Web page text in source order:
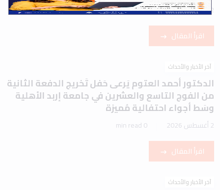
2 أغسطس 2026 1 min read
اقرأ المقال
آخر الأخبار والأحداث
الدكتور أحمد العتوم يَرعى حَفل تَخريج الدفعة الثانية
من الفوج التاسع والعشرين في جامعة إربد الأهلية
وسَط أجواء احتفالية مُميزة
2 أغسطس 2026 0 min read
اقرأ المقال
آخر الأخبار والأحداث